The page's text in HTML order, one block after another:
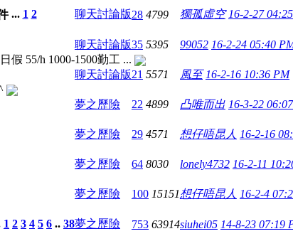
... 1 2 聊天討論版28 4799 獨孤虛空 16-2-27
聊天討論版35 5395 99052 16-2-24 05:40
假 55/h 1000-1500勤工 ...
聊天討論版21 5571 風至 16-2-16 10:36 PM
夢之歷險 22 4899 凸唯而出 16-3-22
夢之歷險 29 4571 想仔唔昆人 16-2-16
夢之歷險 64 8030 lonely4732 16-2-11
夢之歷險 100 15151想仔唔昆人 16-2-4
1 2 3 4 5 6 .. 38夢之歷險 753 63914siuhei05 14-8-23 07:19